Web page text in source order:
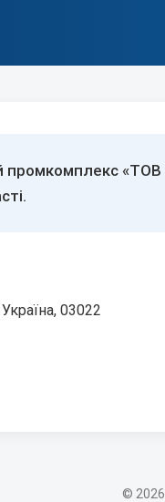
промкомплекс
03022
©